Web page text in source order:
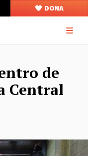
DONA
de
Central